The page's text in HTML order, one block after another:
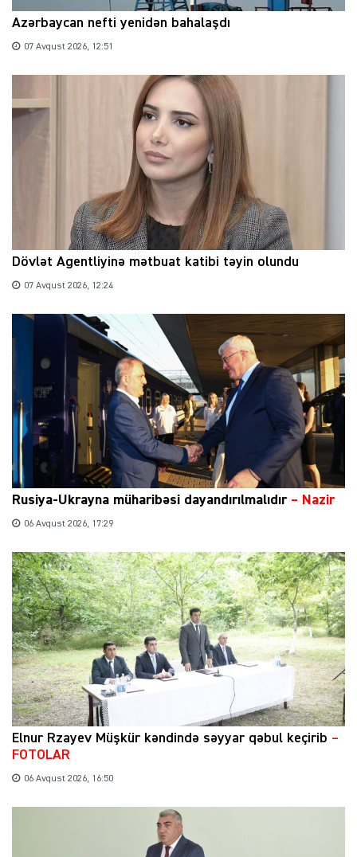
Azərbaycan nefti yenidən bahalaşdı
07 Avqust 2026, 12:51
Dövlət Agentliyinə mətbuat katibi təyin olundu
07 Avqust 2026, 12:24
Rusiya-Ukrayna müharibəsi dayandırılmalıdır– Nazir
06 Avqust 2026, 17:29
Elnur Rzayev Müşkür kəndində səyyar qəbul keçirib –
FOTOLAR
06 Avqust 2026, 16:50